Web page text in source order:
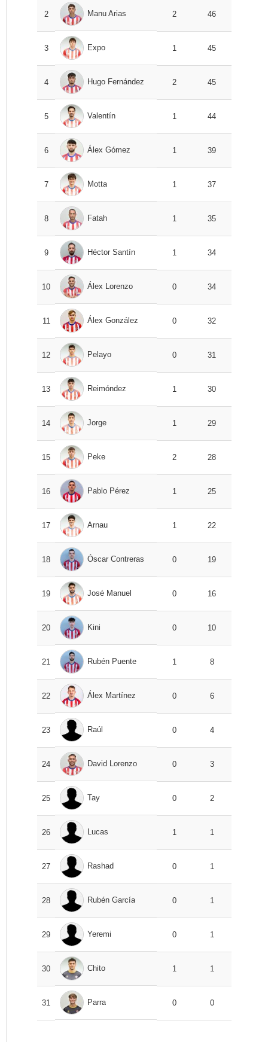
2 Manu Arias 2 46
3 Expo 1 45
4 Hugo Fernández 2 45
5 Valentín 1 44
6 Álex Gómez 1 39
7 Motta 1 37
8 Fatah 1 35
9 Héctor Santín 1 34
10 Álex Lorenzo 0 34
11 Álex González 0 32
12 Pelayo 0 31
13 Reimóndez 1 30
14 Jorge 1 29
15 Peke 2 28
16 Pablo Pérez 1 25
17 Arnau 1 22
18 Óscar Contreras 0 19
19 José Manuel 0 16
20 Kini 0 10
21 Rubén Puente 1 8
22 Álex Martínez 0 6
23 Raúl 0 4
24 David Lorenzo 0 3
25 Tay 0 2
26 Lucas 1 1
27 Rashad 0 1
28 Rubén García 0 1
29 Yeremi 0 1
30 Chito 1 1
31 Parra 0 0